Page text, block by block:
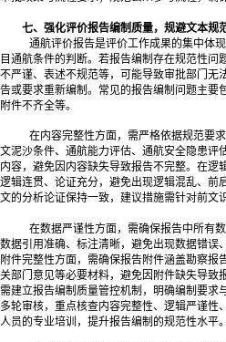
七、强化评价报告编制质量，规避文本规
通航评价报告是评价工作成果的集中体
目通航条件的判断。若报告编制存在规范性问
不严谨、表述不规范等，可能导致审批部门无
告或要求重新编制。常见的报告编制问题主要
附件不齐全等。
在内容完整性方面，需严格依据规范要
文泥沙条件、通航能力评估、通航安全隐患评
内容，避免因内容缺失导致报告不完整。在逻
逻辑连贯、论证充分，避免出现逻辑混乱、前
文的分析论证保持一致，建议措施需针对前文
在数据严谨性方面，需确保报告中所有
数据引用准确、标注清晰，避免出现数据错误
附件完整性方面，需确保报告附件涵盖勘察报
关部门意见等必要材料，避免因附件缺失导致
需建立报告编制质量管控机制，明确编制要求
多轮审核，重点核查内容完整性、逻辑严谨性
人员的专业培训，提升报告编制的规范性水平。